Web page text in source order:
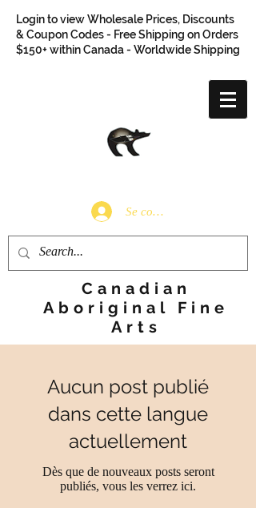
Login to view Wholesale Prices, Discounts
& Coupon Codes - Free Shipping on Orders
$150+ within Canada - Worldwide Shipping
Se connecter
Canadian
Aboriginal Fine
Arts
Aucun post publié
dans cette langue
actuellement
Dès que de nouveaux posts seront
publiés, vous les verrez ici.